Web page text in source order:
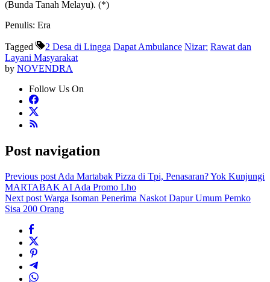
(Bunda Tanah Melayu). (*)
Penulis: Era
Tagged 2 Desa di Lingga Dapat Ambulance Nizar: Rawat dan
Layani Masyarakat
by NOVENDRA
Follow Us On
Post navigation
Previous post Ada Martabak Pizza di Tpi, Penasaran? Yok Kunjungi
MARTABAK AI Ada Promo Lho
Next post Warga Isoman Penerima Naskot Dapur Umum Pemko
Sisa 200 Orang